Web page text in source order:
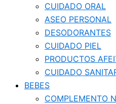
CUIDADO ORAL
ASEO PERSONAL
DESODORANTES
CUIDADO PIEL
PRODUCTOS
CUIDADO
BEBES
COMPLEMENTO